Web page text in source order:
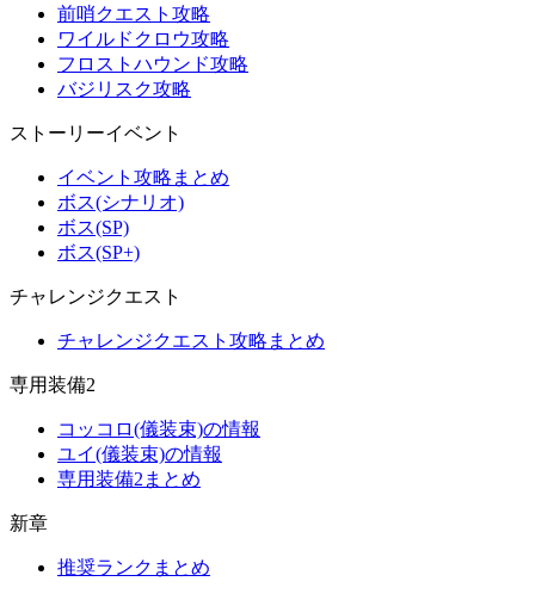
前哨クエスト攻略
ワイルドクロウ攻略
フロストハウンド攻略
バジリスク攻略
ストーリーイベント
イベント攻略まとめ
ボス(シナリオ)
ボス(SP)
ボス(SP+)
チャレンジクエスト
チャレンジクエスト攻略まとめ
専用装備2
コッコロ(儀装束)の情報
ユイ(儀装束)の情報
専用装備2まとめ
新章
推奨ランクまとめ